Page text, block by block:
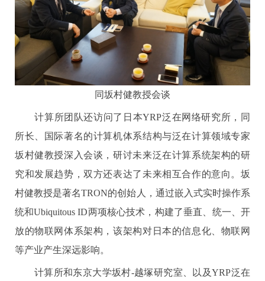
同坂村健教授会谈
计算所团队还访问了日本YRP泛在网络研究所，同
所长、国际著名的计算机体系结构与泛在计算领域专家
坂村健教授深入会谈，研讨未来泛在计算系统架构的研
究和发展趋势，双方还表达了未来相互合作的意向。坂
村健教授是著名TRON的创始人，通过嵌入式实时操作系
统和Ubiquitous ID两项核心技术，构建了垂直、统一、开
放的物联网体系架构，该架构对日本的信息化、物联网
等产业产生深远影响。
计算所和东京大学坂村-越塚研究室、以及YRP泛在